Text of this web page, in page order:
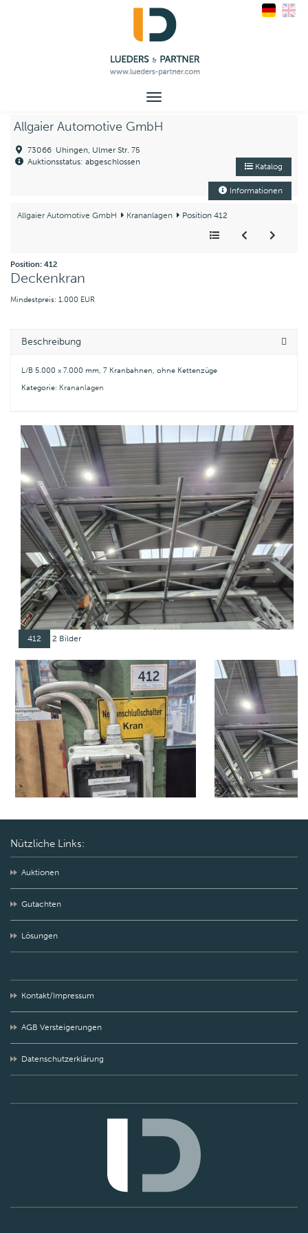
Toggle
Allgaier Automotive GmbH
73066 Uhingen, Ulmer Str. 75
Auktionsstatus: abgeschlossen
Katalog
Informationen
Allgaier Automotive GmbH Krananlagen Position 412
Position: 412
Deckenkran
Mindestpreis: 1.000 EUR
Beschreibung
L/B 5.000 x 7.000 mm, 7 Kranbahnen, ohne Kettenzüge
Kategorie: Krananlagen
412 2 Bilder
Nützliche Links:
Auktionen
Gutachten
Lösungen
Kontakt/Impressum
AGB Versteigerungen
Datenschutzerklärung